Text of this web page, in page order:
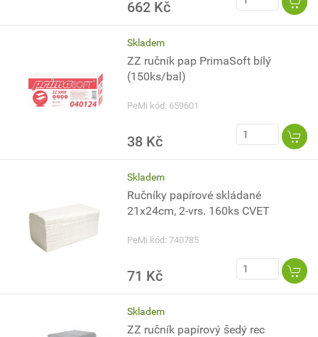
662 Kč
Skladem
ZZ ručník pap PrimaSoft bílý
(150ks/bal)
PeMi kód: 659601
38 Kč
Skladem
Ručníky papírové skládané
21x24cm, 2-vrs. 160ks CVET
PeMi kód: 740785
71 Kč
Skladem
ZZ ručník papírový šedý rec